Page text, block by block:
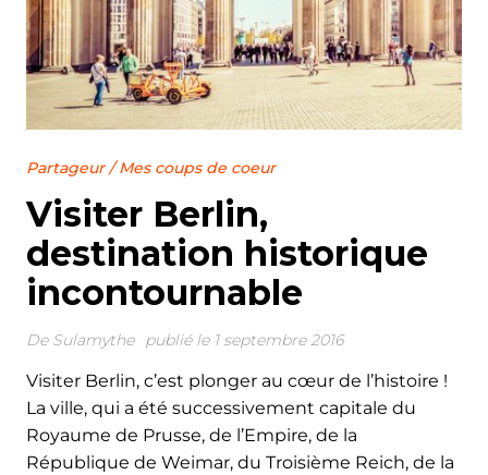
Partageur/Mes coups de coeur
Visiter Berlin,
destination historique
incontournable
De Sulamythe publié le 1 septembre 2016
Visiter Berlin, c’est plonger au cœur de l’histoire !
La ville, qui a été successivement capitale du
Royaume de Prusse, de l’Empire, de la
République de Weimar, du Troisième Reich, de la